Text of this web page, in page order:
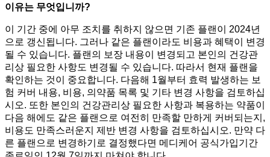
이유는 무엇입니까?
이 기간 중에 아무 조치를 취하지 않으면 기존 플랜이 2024년
으로 갱신됩니다. 그러나 같은 플랜이라도 비용과 혜택이 변경
될 수 있습니다. 플랜의 보장 내용이 변경되고 본인의 건강관
리상 필요한 사항도 변경될 수 있습니다. 따라서 현재 플랜을
확인하는 것이 중요합니다. 다음해 1월부터 효력 발생하는 보
험 커버 내용, 비용, 의약품 목록 및 기타 변경 사항을 검토하십
시오. 또한 본인의 건강관리상 필요한 사항과 복용하는 약품이
다음 해에도 같은 플랜으로 여전히 만족할 만하게 커버되는지,
비용도 만족스러운지 제반 변경 사항을 검토하십시오. 만약 다
른 플랜으로 변경하기로 결정했다면 메디케어 공식가입기간